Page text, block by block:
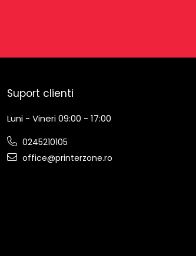
Suport clienti
Luni - Vineri 09:00 - 17:00
0245210105
office@printerzone.ro